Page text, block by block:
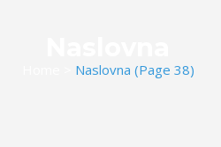
Naslovna (Page 38)